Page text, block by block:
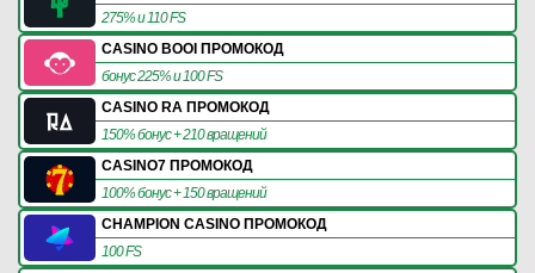
275% и 110 FS
CASINO BOOI ПРОМОКОД
бонус 225% и 100 FS
CASINO RA ПРОМОКОД
150% бонус + 210 вращений
CASINO7 ПРОМОКОД
100% бонус + 150 вращений
CHAMPION CASINO ПРОМОКОД
100 FS